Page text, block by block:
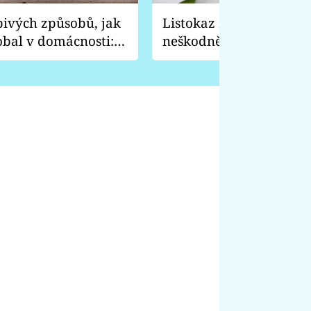
způsobů, jak
v domácnosti:
a vydrhne
Listokaz zahradní
neškodně, ale je to
před tímhle broukem